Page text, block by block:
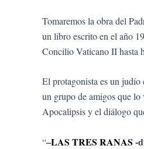
Tomaremos la obra del
un libro escrito en el año
Concilio Vaticano II hasta
El protagonista es un judío
un grupo de amigos que
Apocalipsis y el diálogo
“–LAS TRES RANAS -